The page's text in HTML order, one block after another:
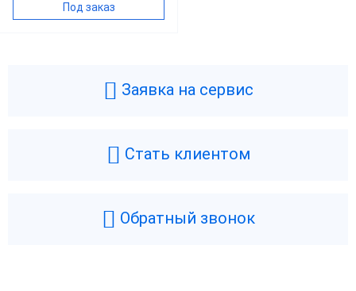
Под заказ
Заявка на сервис
Стать клиентом
Обратный звонок